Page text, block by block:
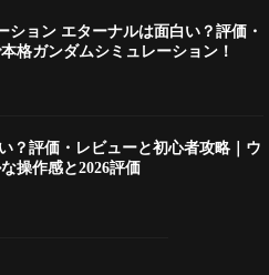
ション エターナルは面白い？評価・
格ガンダムシミュレーション！
？評価・レビューと初心者攻略｜ウ
操作感と2026評価